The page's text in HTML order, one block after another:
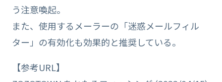
う注意喚起。
また、使用するメーラーの「迷惑メールフィル
ター」の有効化も効果的と推奨している。
【参考URL】